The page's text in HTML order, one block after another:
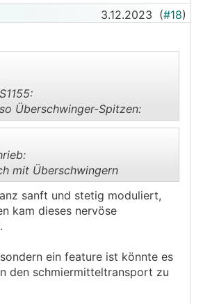
3.12.2023 (#18)
Überschwinger-Spitzen:
..
mit Überschwingern
sanft und stetig moduliert,
kam dieses nervöse
ein feature ist könnte es
den schmiermitteltransport zu